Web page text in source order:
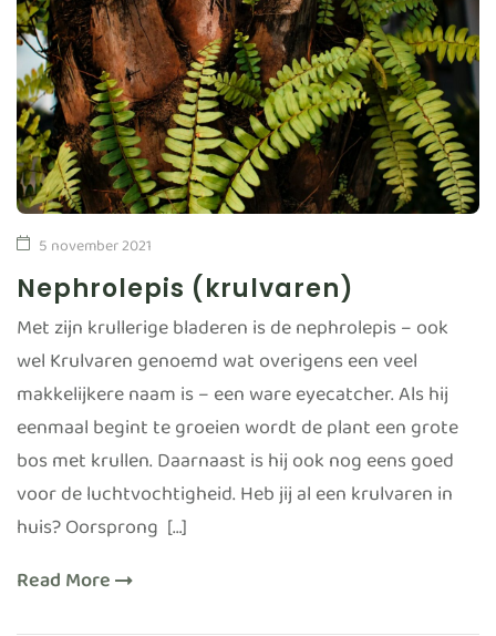
5 november 2021
Nephrolepis (krulvaren)
Met zijn krullerige bladeren is de nephrolepis – ook
wel Krulvaren genoemd wat overigens een veel
makkelijkere naam is – een ware eyecatcher. Als hij
eenmaal begint te groeien wordt de plant een grote
bos met krullen. Daarnaast is hij ook nog eens goed
voor de luchtvochtigheid. Heb jij al een krulvaren in
huis? Oorsprong […]
Read More